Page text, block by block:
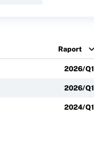
Raport
2026/Q1
2026/Q1
2024/Q1